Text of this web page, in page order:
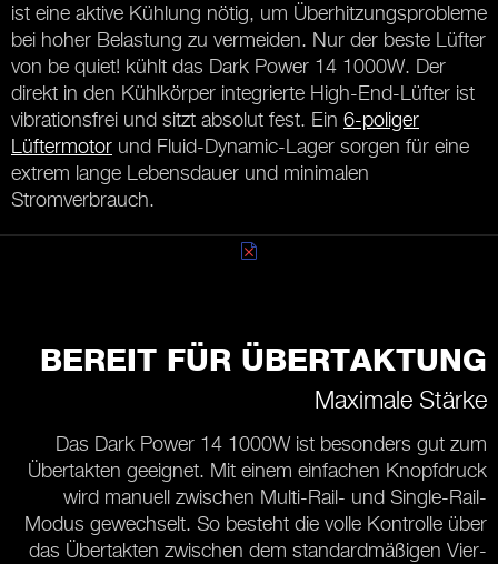
ist eine aktive Kühlung nötig, um Überhitzungsprobleme
bei hoher Belastung zu vermeiden. Nur der beste Lüfter
von be quiet! kühlt das Dark Power 14 1000W. Der
direkt in den Kühlkörper integrierte High-End-Lüfter ist
vibrationsfrei und sitzt absolut fest. Ein 6-poliger
Lüftermotor und Fluid-Dynamic-Lager sorgen für eine
extrem lange Lebensdauer und minimalen
Stromverbrauch.
BEREIT FÜR ÜBERTAKTUNG
Maximale Stärke
Das Dark Power 14 1000W ist besonders gut zum
Übertakten geeignet. Mit einem einfachen Knopfdruck
wird manuell zwischen Multi-Rail- und Single-Rail-
Modus gewechselt. So besteht die volle Kontrolle über
das Übertakten zwischen dem standardmäßigen Vier-